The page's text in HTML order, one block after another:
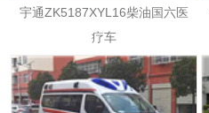
宇通ZK5187XYL16柴油国六医
疗车